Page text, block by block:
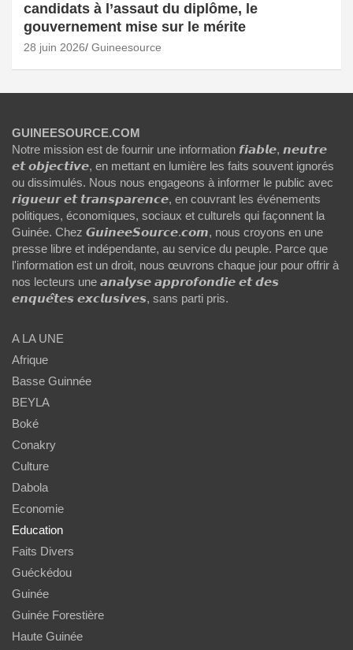
candidats à l’assaut du diplôme, le
gouvernement mise sur le mérite
28 juin 2026 Guineesource
GUINEESOURCE.COM
Notre mission est de fournir une information 𝙛𝙞𝙖𝙗𝙡𝙚, 𝙣𝙚𝙪𝙩𝙧𝙚
𝙚𝙩 𝙤𝙗𝙟𝙚𝙘𝙩𝙞𝙫𝙚, en mettant en lumière les faits souvent ignorés
ou dissimulés. Nous nous engageons à informer le public avec
𝙧𝙞𝙜𝙪𝙚𝙪𝙧 𝙚𝙩 𝙩𝙧𝙖𝙣𝙨𝙥𝙖𝙧𝙚𝙣𝙘𝙚, en couvrant les événements
politiques, économiques, sociaux et culturels qui façonnent la
Guinée. Chez 𝙂𝙪𝙞𝙣𝙚𝙚𝙎𝙤𝙪𝙧𝙘𝙚.𝙘𝙤𝙢, nous croyons en une
presse libre et indépendante, au service du peuple. Parce que
l'information est un droit, nous œuvrons chaque jour pour offrir à
nos lecteurs une 𝙖𝙣𝙖𝙡𝙮𝙨𝙚 𝙖𝙥𝙥𝙧𝙤𝙛𝙤𝙣𝙙𝙞𝙚 𝙚𝙩 𝙙𝙚𝙨
𝙚𝙣𝙦𝙪𝙚̂𝙩𝙚𝙨 𝙚𝙭𝙘𝙡𝙪𝙨𝙞𝙫𝙚𝙨, sans parti pris.
A LA UNE
Afrique
Basse Guinnée
BEYLA
Boké
Conakry
Culture
Dabola
Economie
Education
Faits Divers
Guéckédou
Guinée
Guinée Forestière
Haute Guinée